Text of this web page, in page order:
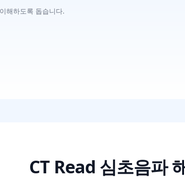
해하도록 돕습니다.
CT Read 심초음파